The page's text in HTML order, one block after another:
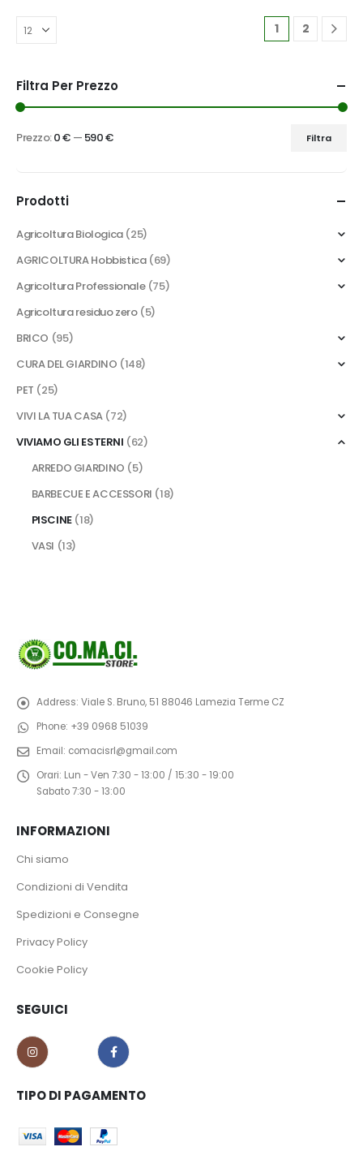
1 2
Filtra Per Prezzo
Filtra
Prezzo:0 € — 590 €
Prodotti
Agricoltura Biologica (25)
AGRICOLTURA Hobbistica (69)
Agricoltura Professionale (75)
Agricoltura residuo zero (5)
BRICO (95)
CURA DEL GIARDINO (148)
PET (25)
VIVI LA TUA CASA (72)
VIVIAMO GLI ESTERNI (62)
ARREDO GIARDINO (5)
BARBECUE E ACCESSORI (18)
PISCINE (18)
VASI (13)
Address: Viale S. Bruno, 51 88046 Lamezia Terme CZ
Phone: +39 0968 51039
Email: comacisrl@gmail.com
Orari: Lun - Ven 7:30 - 13:00 / 15:30 - 19:00
Sabato 7:30 - 13:00
INFORMAZIONI
Chi siamo
Condizioni di Vendita
Spedizioni e Consegne
Privacy Policy
Cookie Policy
SEGUICI
TIPO DI PAGAMENTO